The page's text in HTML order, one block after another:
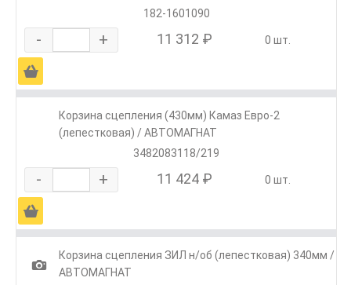
182-1601090
- + 11 312 ₽ 0 шт.
Ä
Корзина сцепления (430мм) Камаз Евро-2
(лепестковая) / АВТОМАГНАТ
3482083118/219
- + 11 424 ₽ 0 шт.
Ä
1
Корзина сцепления ЗИЛ н/об (лепестковая) 340мм /
АВТОМАГНАТ